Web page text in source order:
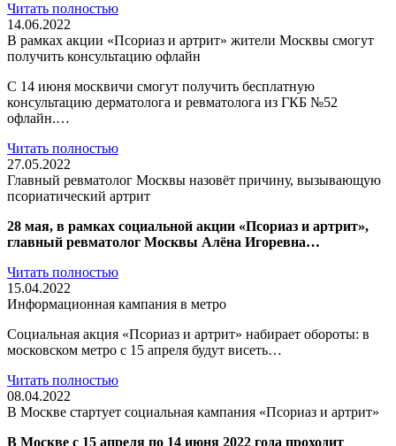
Читать полностью
14.06.2022
В рамках акции «Псориаз и артрит» жители Москвы смогут
получить консультацию офлайн
С 14 июня москвичи смогут получить бесплатную
консультацию дерматолога и ревматолога из ГКБ №52
офлайн.…
Читать полностью
27.05.2022
Главный ревматолог Москвы назовёт причину, вызывающую
псориатический артрит
28 мая, в рамках социальной акции «Псориаз и артрит»,
главный ревматолог Москвы Алёна Игоревна…
Читать полностью
15.04.2022
Информационная кампания в метро
Социальная акция «Псориаз и артрит» набирает обороты: в
московском метро с 15 апреля будут висеть…
Читать полностью
08.04.2022
В Москве стартует социальная кампания «Псориаз и артрит»
В Москве с 15 апреля по 14 июня 2022 года проходит